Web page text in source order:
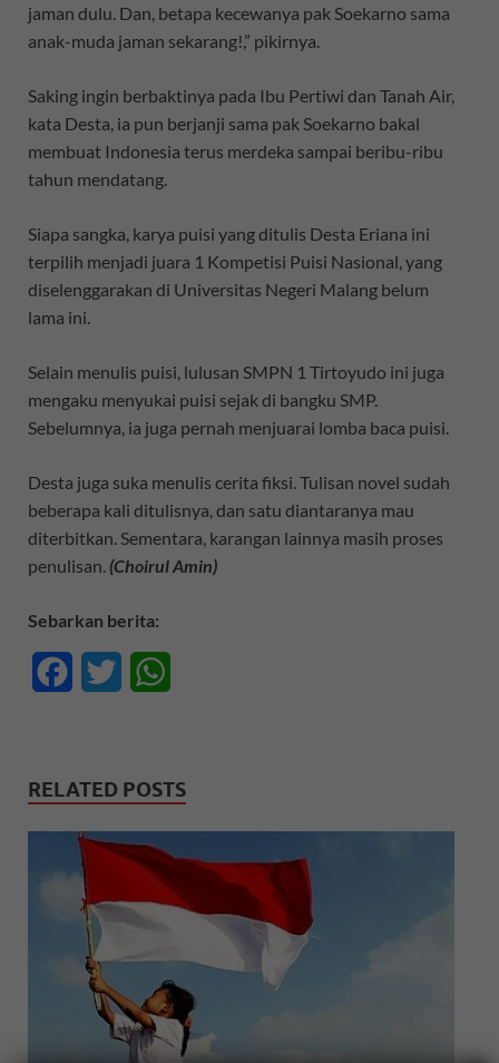
jaman dulu. Dan, betapa kecewanya pak Soekarno sama
anak-muda jaman sekarang!,” pikirnya.
Saking ingin berbaktinya pada Ibu Pertiwi dan Tanah Air,
kata Desta, ia pun berjanji sama pak Soekarno bakal
membuat Indonesia terus merdeka sampai beribu-ribu
tahun mendatang.
Siapa sangka, karya puisi yang ditulis Desta Eriana ini
terpilih menjadi juara 1 Kompetisi Puisi Nasional, yang
diselenggarakan di Universitas Negeri Malang belum
lama ini.
Selain menulis puisi, lulusan SMPN 1 Tirtoyudo ini juga
mengaku menyukai puisi sejak di bangku SMP.
Sebelumnya, ia juga pernah menjuarai lomba baca puisi.
Desta juga suka menulis cerita fiksi. Tulisan novel sudah
beberapa kali ditulisnya, dan satu diantaranya mau
diterbitkan. Sementara, karangan lainnya masih proses
penulisan. (Choirul Amin)
Sebarkan berita:
e
b
o
o
t
t
r
t
s
p
RELATED POSTS